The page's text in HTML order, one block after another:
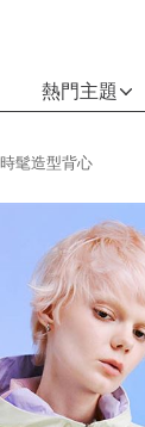
熱門主題
時髦造型背心